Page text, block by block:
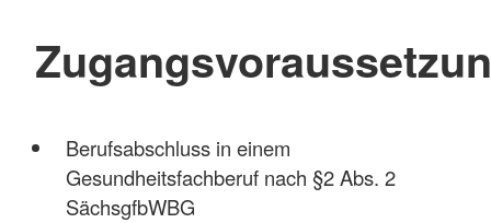
Berufsabschluss in einem
Gesundheitsfachberuf nach §2 Abs. 2
SächsgfbWBG